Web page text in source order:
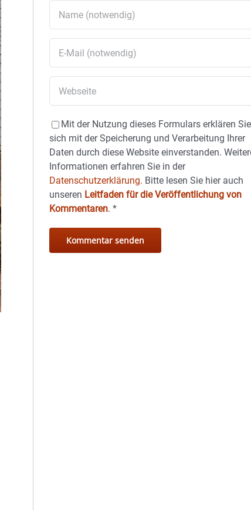
Mit der Nutzung dieses Formulars erklären Sie
sich mit der Speicherung und Verarbeitung Ihrer
Daten durch diese Website einverstanden.
Informationen erfahren Sie in der
Datenschutzerklärung. Bitte lesen Sie hier auch
unseren Leitfaden für die Veröffentlichung von
Kommentaren.*